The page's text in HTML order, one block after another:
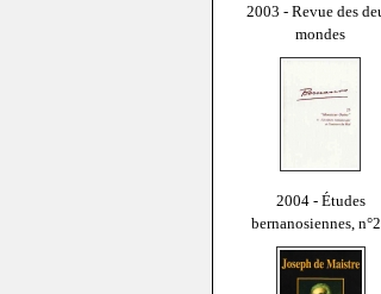
2003 - Revue des
mondes
2004 - Études
bernanosiennes,